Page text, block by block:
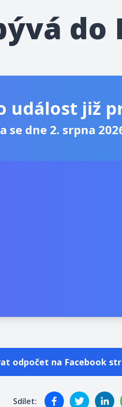
do
událost již
se dne 2. srpna
odpočet na Facebook
Sdílet: